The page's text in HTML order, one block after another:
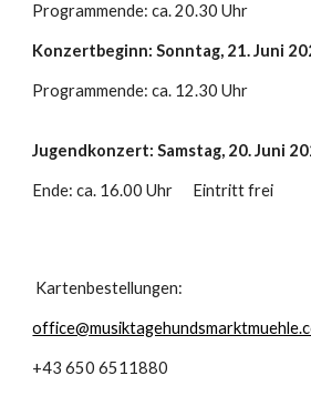
Programmende: ca. 20.30 Uhr
Konzertbeginn: Sonntag, 21. Juni
Programmende: ca. 12.30 Uhr
Jugendkonzert: Samstag, 20. Juni
Ende: ca. 16.00 Uhr Eintritt frei
Kartenbestellungen:
+43 650 6511880